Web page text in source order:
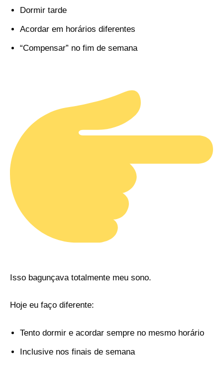
Dormir tarde
Acordar em horários diferentes
“Compensar” no fim de semana
Isso bagunçava totalmente meu sono.
Hoje eu faço diferente:
Tento dormir e acordar sempre no mesmo horário
Inclusive nos finais de semana